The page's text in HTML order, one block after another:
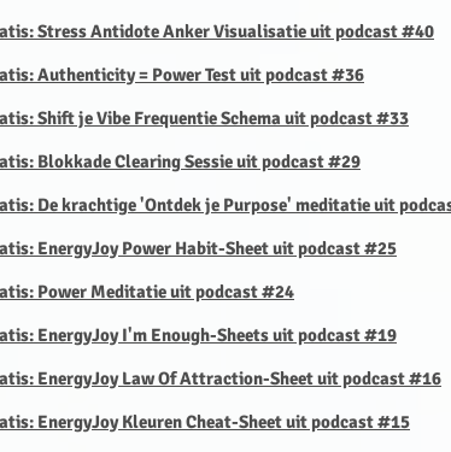
Stress Antidote Anker Visualisatie uit podcast #40
Authenticity = Power Test uit podcast #36
Shift je Vibe Frequentie Schema uit podcast #33
Blokkade Clearing Sessie uit podcast #29
De krachtige 'Ontdek je Purpose' meditatie uit
EnergyJoy Power Habit-Sheet uit podcast #25
Power Meditatie uit podcast #24
EnergyJoy I'm Enough-Sheets uit podcast #19
EnergyJoy Law Of Attraction-Sheet uit podcast #16
EnergyJoy Kleuren Cheat-Sheet uit podcast #15